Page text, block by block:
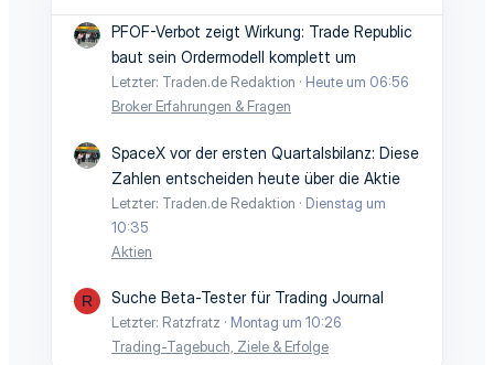
PFOF-Verbot zeigt Wirkung: Trade Republic
baut sein Ordermodell komplett um
Letzter: Traden.de Redaktion
Heute um 06:56
Broker Erfahrungen & Fragen
SpaceX vor der ersten Quartalsbilanz: Diese
Zahlen entscheiden heute über die Aktie
Letzter: Traden.de Redaktion
Dienstag um
10:35
Aktien
R Suche Beta-Tester für Trading Journal
Letzter: Ratzfratz
Montag um 10:26
Trading-Tagebuch, Ziele & Erfolge